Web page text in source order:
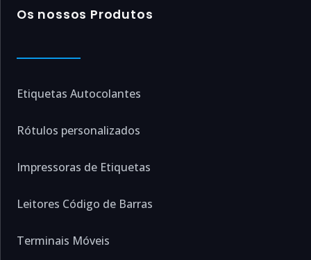
Os nossos Produtos
Etiquetas Autocolantes
Rótulos personalizados
Impressoras de Etiquetas
Leitores Código de Barras
Terminais Móveis